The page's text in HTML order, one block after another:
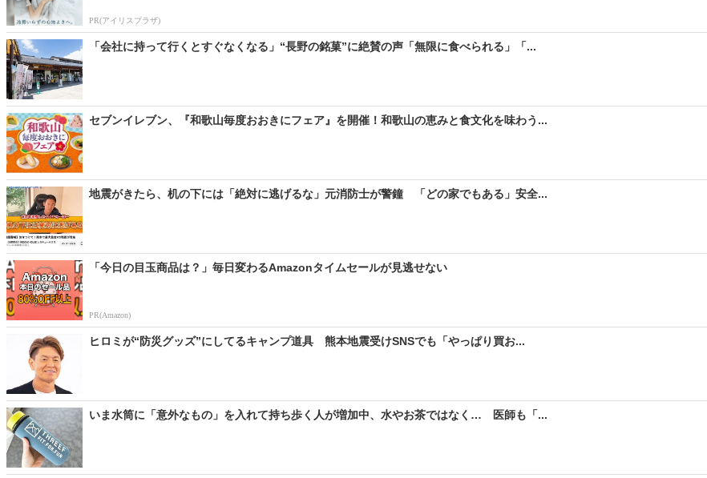
PR(アイリスプラザ)
「会社に持って行くとすぐなくなる」“長野の銘菓”に絶賛の声「無限に食べられる」「...
セブンイレブン、『和歌山毎度おおきにフェア』を開催！和歌山の恵みと食文化を味わう...
地震がきたら、机の下には「絶対に逃げるな」元消防士が警鐘 「どの家でもある」安全...
「今日の目玉商品は？」毎日変わるAmazonタイムセールが見逃せない
PR(Amazon)
ヒロミが“防災グッズ”にしてるキャンプ道具 熊本地震受けSNSでも「やっぱり買お...
いま水筒に「意外なもの」を入れて持ち歩く人が増加中、水やお茶ではなく… 医師も「...